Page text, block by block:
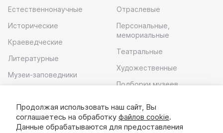
Естественнонаучные
Исторические
Краеведческие
Литературные
Музеи-заповедники
Отраслевые
Персональные,
мемориальные
Театральные
Художественные
Подборки музеев
Скачать приложение
Продолжая использовать наш сайт, Вы
соглашаетесь на обработку файлов cookie.
Данные обрабатываются для предоставления